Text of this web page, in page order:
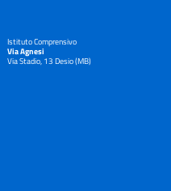
Istituto Comprensivo
Via Agnesi
Via Stadio, 13 Desio (MB)
— Visita la pagina iniziale della scuola